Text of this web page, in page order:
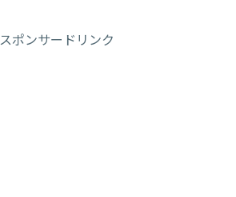
スポンサードリンク